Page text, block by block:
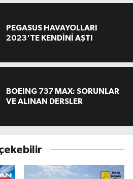
PEGASUS HAVAYOLLARI
2023'TE KENDİNİ AŞTI
BOEING 737 MAX: SORUNLAR
VE ALINAN DERSLER